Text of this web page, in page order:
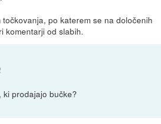
po katerem se na določenih
komentarji od slabih.
ki prodajajo bučke?